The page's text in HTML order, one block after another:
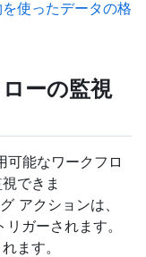
使ったデータの格
ーの監視
可能なワークフロ
できま
アクションは、
ガーされます。
ます。